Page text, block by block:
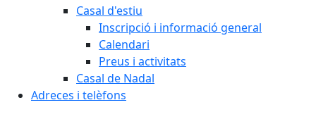
Casal d'estiu
Inscripció i informació general
Calendari
Preus i activitats
Casal de Nadal
Adreces i telèfons